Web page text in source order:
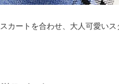
カートを合わせ、大人可愛いス